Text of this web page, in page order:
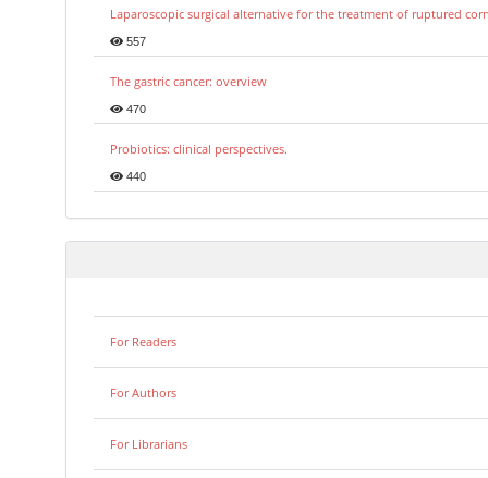
Laparoscopic surgical alternative for the treatment of ruptured
557
The gastric cancer: overview
470
Probiotics: clinical perspectives.
440
For Readers
For Authors
For Librarians